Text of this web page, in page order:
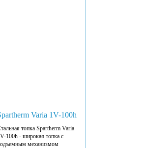
Varia 1V-100h
топка Spartherm Varia
100h - широкая топка с
механизмом